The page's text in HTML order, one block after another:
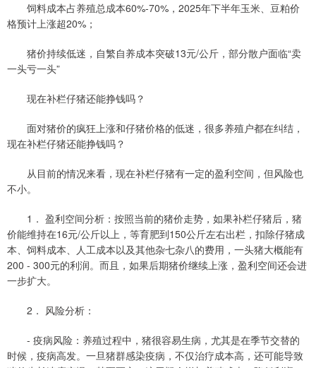
饲料成本占养殖总成本60%-70%，2025年下半年玉米、豆粕价
格预计上涨超20%；
猪价持续低迷，自繁自养成本突破13元/公斤，部分散户面临“卖
一头亏一头”
现在补栏仔猪还能挣钱吗？
面对猪价的疯狂上涨和仔猪价格的低迷，很多养殖户都在纠结，
现在补栏仔猪还能挣钱吗？
从目前的情况来看，现在补栏仔猪有一定的盈利空间，但风险也
不小。
1． 盈利空间分析：按照当前的猪价走势，如果补栏仔猪后，猪
价能维持在16元/公斤以上，等育肥到150公斤左右出栏，扣除仔猪成
本、饲料成本、人工成本以及其他杂七杂八的费用，一头猪大概能有
200 - 300元的利润。而且，如果后期猪价继续上涨，盈利空间还会进
一步扩大。
2． 风险分析：
- 疫病风险：养殖过程中，猪很容易生病，尤其是在季节交替的
时候，疫病高发。一旦猪群感染疫病，不仅治疗成本高，还可能导致